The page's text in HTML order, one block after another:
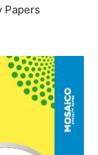
Papers